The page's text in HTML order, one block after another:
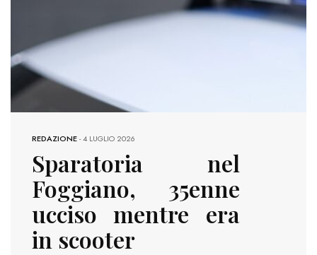
REDAZIONE-4 LUGLIO 2026
Sparatoria nel
Foggiano, 35enne
ucciso mentre era
in scooter